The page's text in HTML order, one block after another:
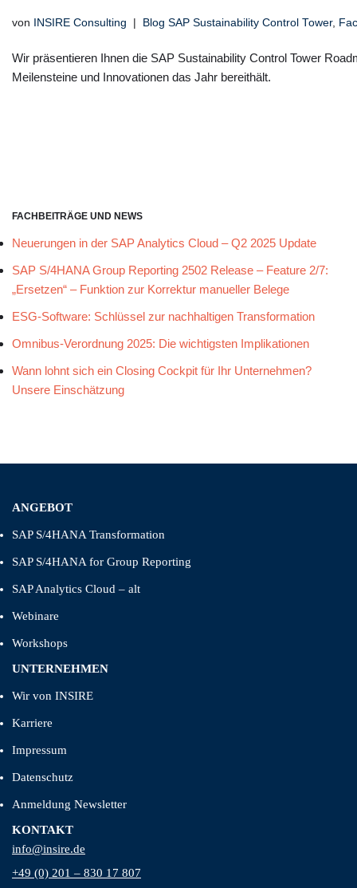
von INSIRE Consulting Blog SAP Sustainability Control Tower,
Wir präsentieren Ihnen die SAP Sustainability Control Tower
Meilensteine und Innovationen das Jahr bereithält.
FACHBEITRÄGE UND NEWS
Neuerungen in der SAP Analytics Cloud – Q2 2025 Update
SAP S/4HANA Group Reporting 2502 Release – Feature 2/7:
„Ersetzen“ – Funktion zur Korrektur manueller Belege
ESG-Software: Schlüssel zur nachhaltigen Transformation
Omnibus-Verordnung 2025: Die wichtigsten Implikationen
Wann lohnt sich ein Closing Cockpit für Ihr Unternehmen?
Unsere Einschätzung
ANGEBOT
SAP S/4HANA Transformation
SAP S/4HANA for Group Reporting
SAP Analytics Cloud – alt
Webinare
Workshops
UNTERNEHMEN
Wir von INSIRE
Karriere
Impressum
Datenschutz
Anmeldung Newsletter
KONTAKT
info@insire.de
+49 (0) 201 – 830 17 807